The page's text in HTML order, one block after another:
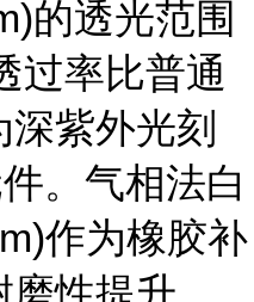
的透光范围
过率比普通
紫外光刻
。气相法白
作为橡胶补
磨性提升